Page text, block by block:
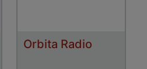
Orbita Radio